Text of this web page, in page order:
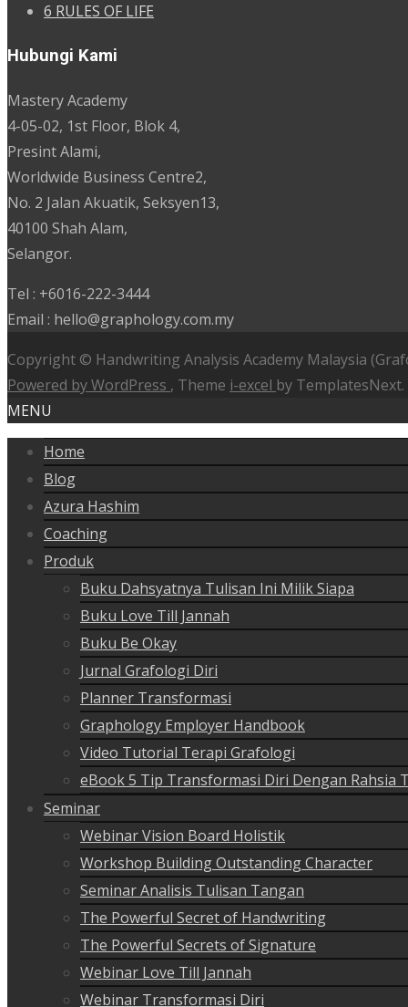
6 RULES OF LIFE
Hubungi Kami
Mastery Academy
4-05-02, 1st Floor, Blok 4,
Presint Alami,
Worldwide Business Centre2,
No. 2 Jalan Akuatik, Seksyen13,
40100 Shah Alam,
Selangor.
Tel : +6016-222-3444
Email : hello@graphology.com.my
Copyright © Handwriting Analysis Academy Malaysia
Powered by WordPress , Theme i-excel by TemplatesNext.
MENU
Home
Blog
Azura Hashim
Coaching
Produk
Buku Dahsyatnya Tulisan Ini Milik Siapa
Buku Love Till Jannah
Buku Be Okay
Jurnal Grafologi Diri
Planner Transformasi
Graphology Employer Handbook
Video Tutorial Terapi Grafologi
eBook 5 Tip Transformasi Diri Dengan Rahsia
Seminar
Webinar Vision Board Holistik
Workshop Building Outstanding Character
Seminar Analisis Tulisan Tangan
The Powerful Secret of Handwriting
The Powerful Secrets of Signature
Webinar Love Till Jannah
Webinar Transformasi Diri